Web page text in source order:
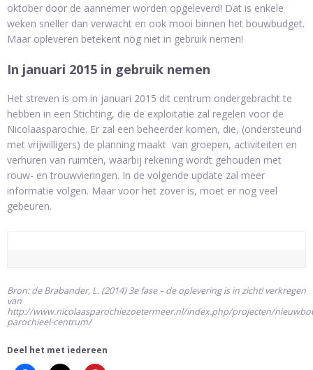
oktober door de aannemer worden opgeleverd! Dat is enkele
weken sneller dan verwacht en ook mooi binnen het bouwbudget.
Maar opleveren betekent nog niet in gebruik nemen!
In januari 2015 in gebruik nemen
Het streven is om in januari 2015 dit centrum ondergebracht te
hebben in een Stichting, die de exploitatie zal regelen voor de
Nicolaasparochie. Er zal een beheerder komen, die, (ondersteund
met vrijwilligers) de planning maakt van groepen, activiteiten en
verhuren van ruimten, waarbij rekening wordt gehouden met
rouw- en trouwvieringen. In de volgende update zal meer
informatie volgen. Maar voor het zover is, moet er nog veel
gebeuren.
Bron: de Brabander, L. (2014) 3e fase – de oplevering is in zicht! verkregen
van
http://www.nicolaasparochiezoetermeer.nl/index.php/projecten/
parochieel-centrum/
Deel het met iedereen